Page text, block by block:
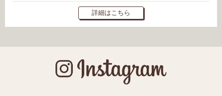
詳細はこちら